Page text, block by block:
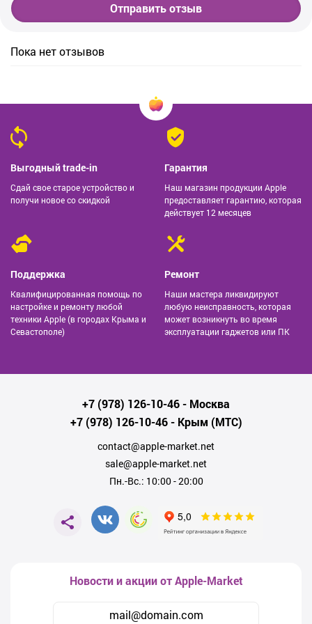
Отправить отзыв
Пока нет отзывов
Выгодный trade-in
Сдай свое старое устройство и
получи новое со скидкой
Гарантия
Наш магазин продукции Apple
предоставляет гарантию, которая
действует 12 месяцев
Поддержка
Квалифицированная помощь по
настройке и ремонту любой
техники Apple (в городах Крыма и
Севастополе)
Ремонт
Наши мастера ликвидируют
любую неисправность, которая
может возникнуть во время
эксплуатации гаджетов или ПК
+7 (978) 126-10-46- Москва
+7 (978) 126-10-46- Крым (МТС)
contact@apple-market.net
sale@apple-market.net
Пн.-Вс.: 10:00 - 20:00
Новости и акции от Apple-Market